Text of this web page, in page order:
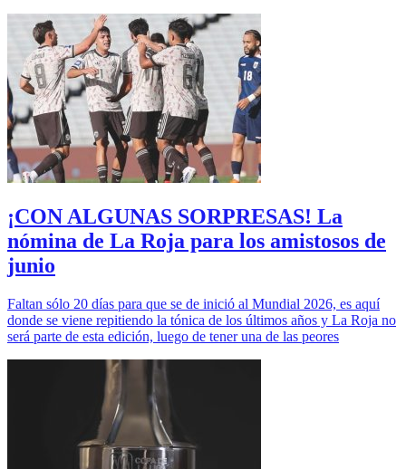
¡CON ALGUNAS SORPRESAS! La
nómina de La Roja para los amistosos de
junio
Faltan sólo 20 días para que se de inició al Mundial 2026, es aquí
donde se viene repitiendo la tónica de los últimos años y La Roja no
será parte de esta edición, luego de tener una de las peores